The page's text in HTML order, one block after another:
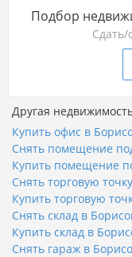
Подбор
Сдать/
Другая
Купить офис в
Снять помещение
Купить помещение
Снять торговую
Купить торговую
Снять склад в
Купить склад в
Снять гараж в